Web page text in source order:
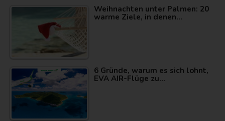
Weihnachten unter Palmen: 20
warme Ziele, in denen…
6 Gründe, warum es sich lohnt,
EVA AIR-Flüge zu…